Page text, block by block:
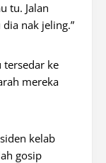
tu. Jalan
nak jeling.”
tersedar ke
mereka
kelab
gosip